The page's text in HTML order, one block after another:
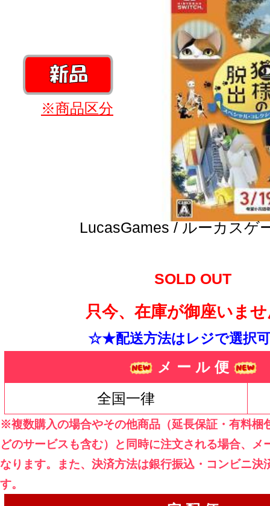
※商品区分
LucasGames / ルーカスゲ
SOLD OUT
只今、在庫が御座いま
☆★配送方法はレジで選択
メ ー ル 便
全国一律
※複数購入の場合やその他商品（延長保証・有料梱
どのサービスも含む）と同時に注文される場合、メ
なります。また、決済方法は銀行振込・コンビニ決
す。